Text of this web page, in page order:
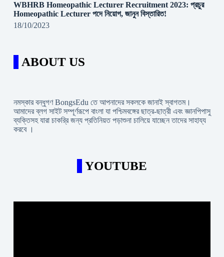
WBHRB Homeopathic Lecturer Recruitment 2023: প্রচুর
Homeopathic Lecturer পদে নিয়োগ, জানুন বিস্তারিত!
18/10/2023
ABOUT US
নমস্কার বন্ধুগণ BongsEdu তে আপনাদের সকলকে জানাই স্বাগতম।
আমাদের ব্লগ সাইট সম্পূর্ণরূপে বাংলা যা পশ্চিমবঙ্গের ছাত্র-ছাত্রী এবং জ্ঞানপিপাসু
ব্যক্তিসহ যারা চাকরি্র জন্য প্রতিনিয়ত পড়াশুনা চালিয়ে যাচ্ছেন তাদের সাহায্য
করবে ।
YOUTUBE